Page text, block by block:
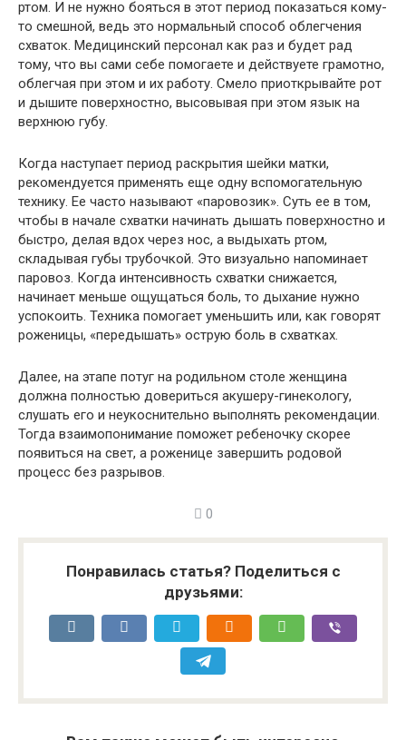
ртом. И не нужно бояться в этот период показаться кому-
то смешной, ведь это нормальный способ облегчения
схваток. Медицинский персонал как раз и будет рад
тому, что вы сами себе помогаете и действуете грамотно,
облегчая при этом и их работу. Смело приоткрывайте рот
и дышите поверхностно, высовывая при этом язык на
верхнюю губу.
Когда наступает период раскрытия шейки матки,
рекомендуется применять еще одну вспомогательную
технику. Ее часто называют «паровозик». Суть ее в том,
чтобы в начале схватки начинать дышать поверхностно и
быстро, делая вдох через нос, а выдыхать ртом,
складывая губы трубочкой. Это визуально напоминает
паровоз. Когда интенсивность схватки снижается,
начинает меньше ощущаться боль, то дыхание нужно
успокоить. Техника помогает уменьшить или, как говорят
роженицы, «передышать» острую боль в схватках.
Далее, на этапе потуг на родильном столе женщина
должна полностью довериться акушеру-гинекологу,
слушать его и неукоснительно выполнять рекомендации.
Тогда взаимопонимание поможет ребеночку скорее
появиться на свет, а роженице завершить родовой
процесс без разрывов.
0
Понравилась статья? Поделиться с
друзьями: